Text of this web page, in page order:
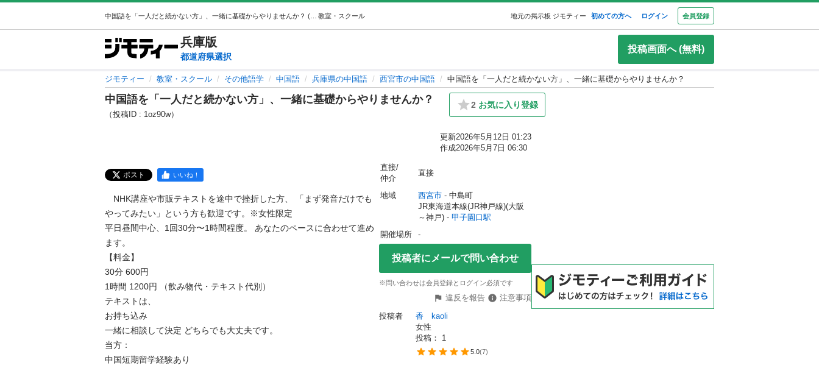
教室・スクール 地元の掲示板 ジモティー 初めての方へ ログイン 会員登録
兵庫版
都道府県選択
投稿画面へ (無料)
ジモティー 教室・スクール その他語学 中国語 兵庫県の中国語 西宮市の中国語 中国語を「一人だと続かない方」、一緒に基礎からやりませんか？
中国語を「一人だと続かない方」、一緒に基礎からやりませんか？
（投稿ID : 1oz90w）
2 お気に入り登録
更新2026年5月12日 01:23
作成2026年5月7日 06:30
ポスト いいね！
NHK講座や市販テキストを途中で挫折した方、 「まず発音だけでも
やってみたい」という方も歓迎です。※女性限定
平日昼間中心、1回30分〜1時間程度。 あなたのペースに合わせて進め
ます。
【料金】
30分 600円
1時間 1200円 （飲み物代・テキスト代別）
テキストは、
お持ち込み
一緒に相談して決定 どちらでも大丈夫です。
当方：
中国短期留学経験あり
直接/
仲介
直接
地域 西宮市 - 中島町
JR東海道本線(JR神戸線)(大阪
～神戸) - 甲子園口駅
開催場所
-
投稿者にメールで問い合わせ
※問い合わせは会員登録とログイン必須です
違反を報告
注意事項
投稿者
香　kaoli
女性
投稿： 1
5.0(7)